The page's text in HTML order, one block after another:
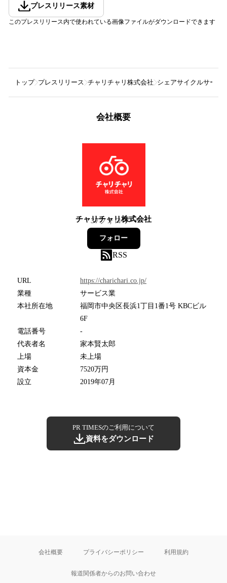
プレスリリース素材
このプレスリリース内で使われている画像ファイルがダウンロードできます
トップ プレスリリース チャリチャリ株式会社 シェアサイクルサービ
会社概要
チャリチャリ株式会社
37フォロワー
フォロー
RSS
URL
https://charichari.co.jp/
業種
サービス業
本社所在地
福岡市中央区長浜1丁目1番1号 KBCビル
6F
電話番号
-
代表者名
家本賢太郎
上場
未上場
資本金
7520万円
設立
2019年07月
PR TIMESのご利用について
資料をダウンロード
会社概要 プライバシーポリシー 利用規約
報道関係者からのお問い合わせ